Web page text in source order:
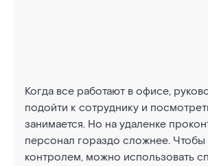
Когда все работают в офисе,
подойти к сотруднику и
занимается. Но на удаленке
персонал гораздо сложнее.
контролем, можно использовать